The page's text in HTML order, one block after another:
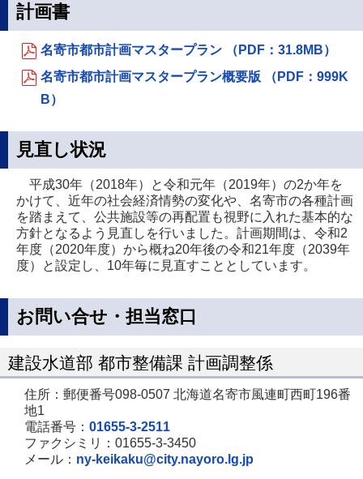
計画書
名寄市都市計画マスタープラン （PDF：31.8MB）
名寄市都市計画マスタープラン概要版 （PDF：999K
B）
見直し状況
平成30年（2018年）と令和元年（2019年）の2か年を
かけて、近年の社会経済情勢の変化や、名寄市の各種計画
を踏まえて、公共施設等の再配置も視野に入れた基本的な
方針となるよう見直しを行いました。計画期間は、令和2
年度（2020年度）から概ね20年後の令和21年度（2039年
度）と設定し、10年毎に見直すこととしています。
お問い合せ・担当窓口
建設水道部 都市整備課 計画調整係
住所：郵便番号098-0507 北海道名寄市風連町西町196番
地1
電話番号： 01655-3-2511
ファクシミリ：01655-3-3450
メール： ny-keikaku@city.nayoro.lg.jp